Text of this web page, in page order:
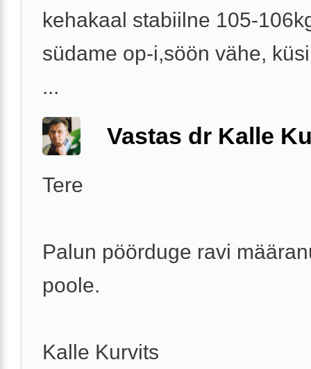
kehakaal stabiilne 105-
südame op-i,söön vähe,
...
Vastas dr Kalle
Tere
Palun pöörduge ravi
poole.
Kalle Kurvits